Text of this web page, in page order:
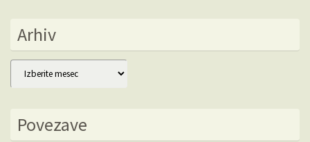
Arhiv
Arhiv
Povezave